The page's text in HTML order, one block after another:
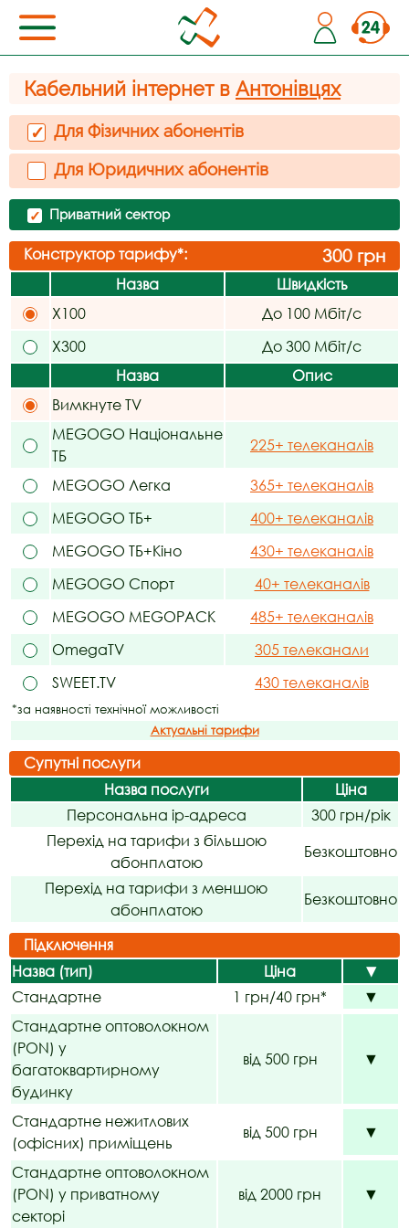
Кабельний інтернет в Антонівцях
✓ Для Фізичних абонентів
Для Юридичних абонентів
✓ Приватний сектор
Конструктор тарифу*: 300 грн
Назва
Швидкість
X100
До 100 Мбіт/с
X300
До 300 Мбіт/с
Назва
Опис
Вимкнуте TV
MEGOGO Національне
ТБ
225+ телеканалів
MEGOGO Легка
365+ телеканалів
MEGOGO ТБ+
400+ телеканалів
MEGOGO ТБ+Кіно
430+ телеканалів
MEGOGO Спорт
40+ телеканалів
MEGOGO MEGOPACK
485+ телеканалів
OmegaTV
305 телеканали
SWEET.TV
430 телеканалів
*за наявності технічної можливості
Актуальні тарифи
Супутні послуги
Назва послуги
Ціна
Персональна ip-адреса
300 грн/рік
Перехід на тарифи з більшою
абонплатою
Безкоштовно
Перехід на тарифи з меншою
абонплатою
Безкоштовно
Підключення
Назва (тип)
Ціна ▼
Стандартне 1 грн/40 грн* ▼
Стандартне оптоволокном
(PON) у
багатоквартирному
будинку
від 500 грн ▼
Стандартне нежитлових
(офісних) приміщень
від 500 грн ▼
Стандартне оптоволокном
(PON) у приватному
секторі
від 2000 грн ▼